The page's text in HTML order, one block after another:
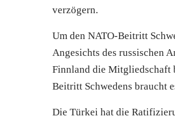
verzögern.
Um den NATO-Beitritt
Angesichts des russischen
Finnland die Mitgliedschaft
Beitritt Schwedens braucht
Die Türkei hat die